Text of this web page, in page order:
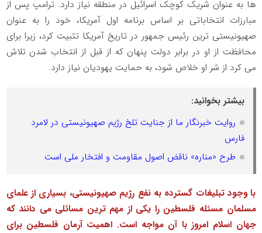
ها به عنوان شریک کوچک اسرائیل در منطقه نیاز دارد. ترامپ پس از
مبارزات انتخاباتی بر اساس برنامه اول آمریکا، خود را به عنوان
صهیونیستی ترین رئیس جمهور در تاریخ آمریکا تثبیت کرد، زیرا برای
محافظت از او در برابر دولت پنهان که از قبل از انتخاب شدن تلاش
می کرد از شر او خلاص شود، به حمایت یهودیان نیاز دارد.
بیشتر بخوانید:
روایت خبرنگار ما از جنایت تلخ رژیم صهیونیستی در لامرد
فارس
طرح «مناره» ناقض اصول مقاومت و افتخار ملی است
با وجود تبلیغات گسترده به نفع رژیم صهیونیستی، بسیاری از علمای
مسلمان مسئله فلسطین را یکی از مهم ترین مسائلی می دانند که
جهان اسلام امروز با آن مواجه است. اهمیت آرمان فلسطین برای